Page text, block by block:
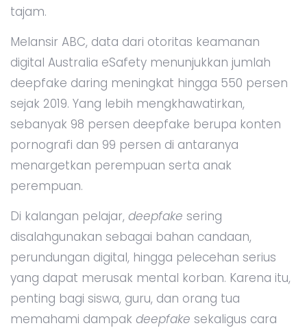
tajam.
Melansir ABC, data dari otoritas keamanan
digital Australia eSafety menunjukkan jumlah
deepfake daring meningkat hingga 550 persen
sejak 2019. Yang lebih mengkhawatirkan,
sebanyak 98 persen deepfake berupa konten
pornografi dan 99 persen di antaranya
menargetkan perempuan serta anak
perempuan.
Di kalangan pelajar, deepfake sering
disalahgunakan sebagai bahan candaan,
perundungan digital, hingga pelecehan serius
yang dapat merusak mental korban. Karena itu,
penting bagi siswa, guru, dan orang tua
memahami dampak deepfake sekaligus cara